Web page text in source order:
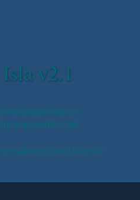
v2.1
de un
casi
(casi) libre de